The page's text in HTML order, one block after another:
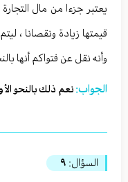
يعتبر جزءا من مال
قيمتها زيادة ونقصانا ،
وأنه نقل عن فتواكم أنها
الجواب: نعم ذلك بالنحو
السؤال: ٩